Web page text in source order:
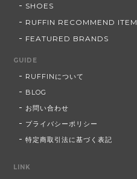
SHOES
RUFFIN RECOMMEND ITEM
FEATURED BRANDS
GUIDE
RUFFINについて
BLOG
お問い合わせ
プライバシーポリシー
特定商取引法に基づく表記
LINK